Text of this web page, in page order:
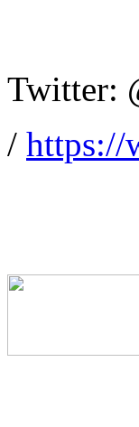
Twitter:
/ https://